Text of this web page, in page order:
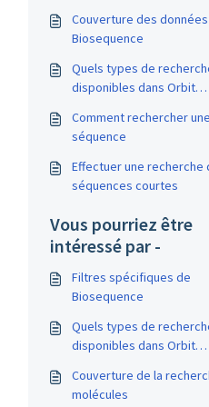
Couverture des
Biosequence
Quels types de
disponibles dans Orbit
Comment rechercher une
séquence
Effectuer une recherche
séquences courtes
Vous pourriez être
intéressé par -
Filtres spécifiques de
Biosequence
Quels types de
disponibles dans Orbit
Couverture de la
molécules